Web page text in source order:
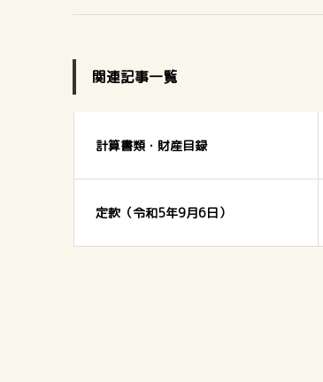
関連記事一覧
計算書類・財産目録
定款（令和5年9月6日）